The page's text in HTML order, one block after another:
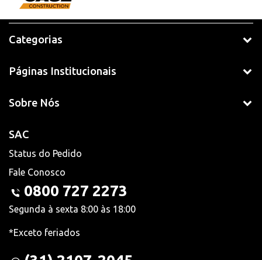
Categorias
Páginas Institucionais
Sobre Nós
SAC
Status do Pedido
Fale Conosco
0800 727 2273
Segunda à sexta 8:00 às 18:00
*Exceto feriados